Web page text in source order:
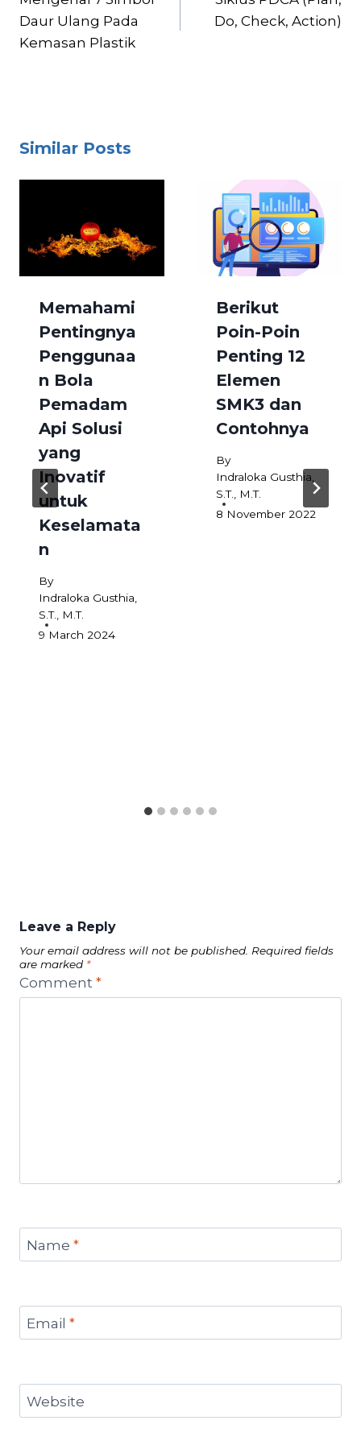
Daur Ulang Pada
Kemasan Plastik
Do, Check, Action)
Similar Posts
Memahami
Pentingnya
Penggunaa
n Bola
Pemadam
Api Solusi
yang
Inovatif
untuk
Keselamata
n
By
Indraloka Gusthia,
S.T., M.T.
9 March 2024
Berikut
Poin-Poin
Penting 12
Elemen
SMK3 dan
Contohnya
By
Indraloka Gusthia,
S.T., M.T.
8 November 2022
Leave a Reply
Your email address will not be published. Required fields
are marked *
Comment *
Name *
Email *
Website